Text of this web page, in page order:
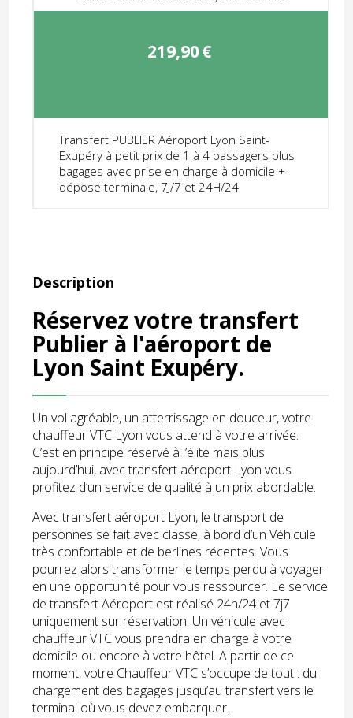
219,90€
Transfert PUBLIER Aéroport Lyon Saint-
Exupéry à petit prix de 1 à 4 passagers plus
bagages avec prise en charge à domicile +
dépose terminale, 7J/7 et 24H/24
Description
Réservez votre transfert
Publier à l'aéroport de
Lyon Saint Exupéry.
Un vol agréable, un atterrissage en douceur, votre
chauffeur VTC Lyon vous attend à votre arrivée.
C’est en principe réservé à l’élite mais plus
aujourd’hui, avec transfert aéroport Lyon vous
profitez d’un service de qualité à un prix abordable.
Avec transfert aéroport Lyon, le transport de
personnes se fait avec classe, à bord d’un Véhicule
très confortable et de berlines récentes. Vous
pourrez alors transformer le temps perdu à voyager
en une opportunité pour vous ressourcer. Le service
de transfert Aéroport est réalisé 24h/24 et 7j7
uniquement sur réservation. Un véhicule avec
chauffeur VTC vous prendra en charge à votre
domicile ou encore à votre hôtel. A partir de ce
moment, votre Chauffeur VTC s’occupe de tout : du
chargement des bagages jusqu’au transfert vers le
terminal où vous devez embarquer.